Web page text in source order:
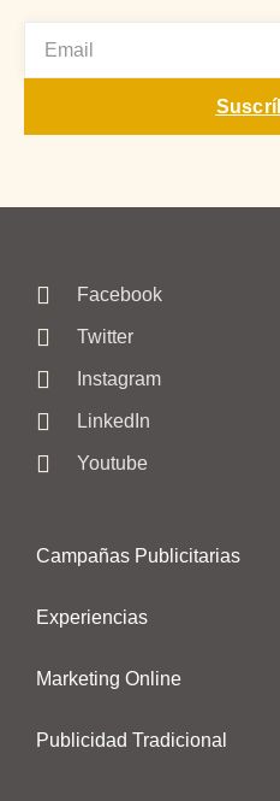
Facebook
Twitter
Instagram
LinkedIn
Youtube
Campañas Publicitarias
Experiencias
Marketing Online
Publicidad Tradicional